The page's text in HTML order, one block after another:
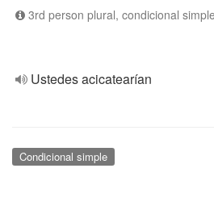
3rd person plural, condicional simple
Ustedes acicatearían
Condicional simple